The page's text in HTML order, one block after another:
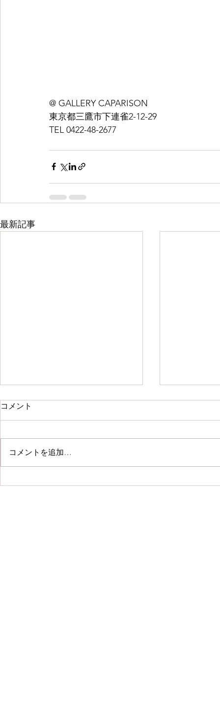
@ GALLERY CAPARISON
東京都三鷹市下連雀2-12-29
TEL 0422-48-2677
最新記事
コメント
コメントを追加…